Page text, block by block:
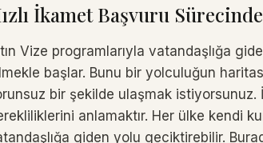
İkamet Başvuru
Vize programlarıyla vatandaşlığa
başlar. Bunu bir yolculuğun
bir şekilde ulaşmak istiyorsunuz.
anlamaktır. Her ülke kendi
giden yolu geciktirebilir.